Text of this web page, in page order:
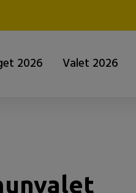
2026 Valet 2026